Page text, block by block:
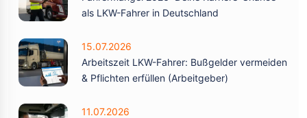
als LKW-Fahrer in Deutschland
15.07.2026
Arbeitszeit LKW-Fahrer: Bußgelder vermeiden
& Pflichten erfüllen (Arbeitgeber)
11.07.2026